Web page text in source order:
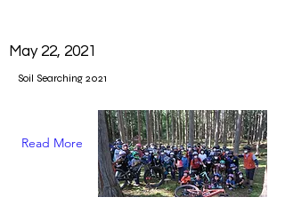
May 22, 2021
Soil Searching 2021
Read More